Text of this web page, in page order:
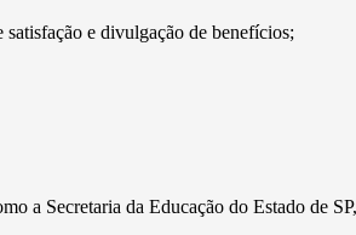
e divulgação de benefícios;
a Secretaria da Educação do Estado de